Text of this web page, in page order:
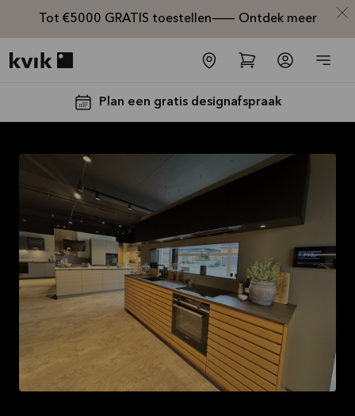
Tot €5000 GRATIS toestellen— Ontdek meer
Plan een gratis designafspraak
Tot €5000,-
GRATIS
toestellen*
Bekijk
aanbieding